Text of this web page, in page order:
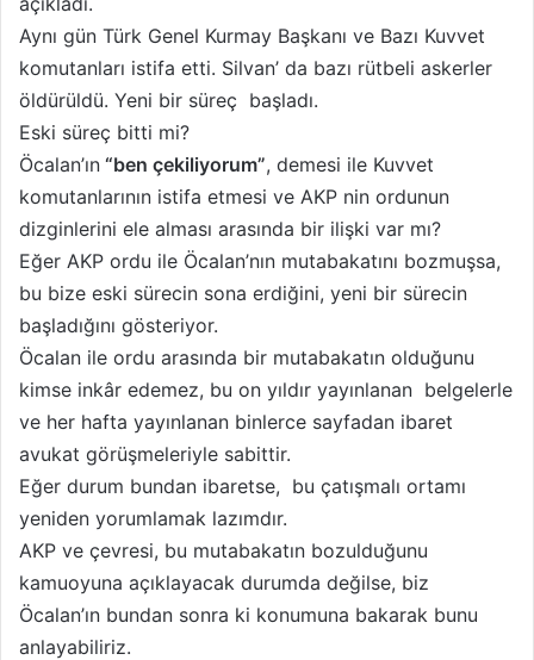
Aynı gün Türk Genel Kurmay Başkanı ve Bazı Kuvvet
komutanları istifa etti. Silvan’ da bazı rütbeli askerler
öldürüldü. Yeni bir süreç başladı.
Eski süreç bitti mi?
Öcalan’ın “ben çekiliyorum”, demesi ile Kuvvet
komutanlarının istifa etmesi ve AKP nin ordunun
dizginlerini ele alması arasında bir ilişki var mı?
Eğer AKP ordu ile Öcalan’nın mutabakatını bozmuşsa,
bu bize eski sürecin sona erdiğini, yeni bir sürecin
başladığını gösteriyor.
Öcalan ile ordu arasında bir mutabakatın olduğunu
kimse inkâr edemez, bu on yıldır yayınlanan belgelerle
ve her hafta yayınlanan binlerce sayfadan ibaret
avukat görüşmeleriyle sabittir.
Eğer durum bundan ibaretse, bu çatışmalı ortamı
yeniden yorumlamak lazımdır.
AKP ve çevresi, bu mutabakatın bozulduğunu
kamuoyuna açıklayacak durumda değilse, biz
Öcalan’ın bundan sonra ki konumuna bakarak bunu
anlayabiliriz.